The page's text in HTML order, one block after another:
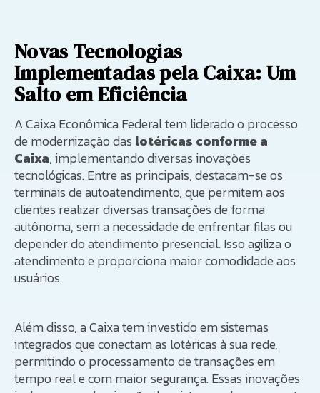
Novas Tecnologias
Implementadas pela Caixa: Um
Salto em Eficiência
A Caixa Econômica Federal tem liderado o processo
de modernização das lotéricas conforme a
Caixa, implementando diversas inovações
tecnológicas. Entre as principais, destacam-se os
terminais de autoatendimento, que permitem aos
clientes realizar diversas transações de forma
autônoma, sem a necessidade de enfrentar filas ou
depender do atendimento presencial. Isso agiliza o
atendimento e proporciona maior comodidade aos
usuários.
Além disso, a Caixa tem investido em sistemas
integrados que conectam as lotéricas à sua rede,
permitindo o processamento de transações em
tempo real e com maior segurança. Essas inovações